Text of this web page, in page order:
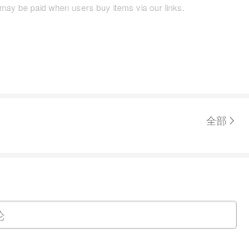
be paid when users buy items via our links.
全部